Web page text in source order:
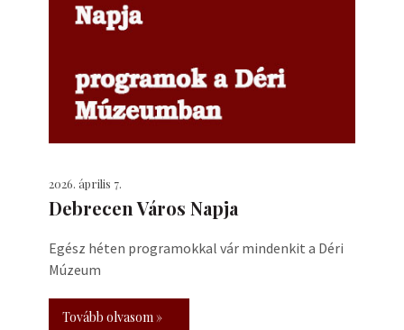
2026. április 7.
Debrecen Város Napja
Egész héten programokkal vár mindenkit a Déri
Múzeum
Tovább olvasom »